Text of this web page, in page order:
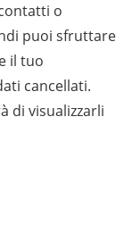
o
puoi sfruttare
il tuo
cancellati.
di visualizzarli